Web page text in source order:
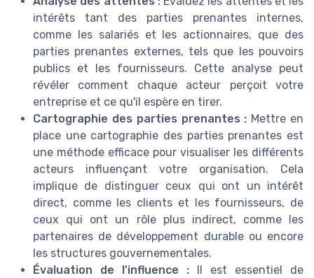
intérêts tant des parties prenantes internes,
comme les salariés et les actionnaires, que des
parties prenantes externes, tels que les pouvoirs
publics et les fournisseurs. Cette analyse peut
révéler comment chaque acteur perçoit votre
entreprise et ce qu'il espère en tirer.
Cartographie des parties prenantes : Mettre en
place une cartographie des parties prenantes est
une méthode efficace pour visualiser les différents
acteurs influençant votre organisation. Cela
implique de distinguer ceux qui ont un intérêt
direct, comme les clients et les fournisseurs, de
ceux qui ont un rôle plus indirect, comme les
partenaires de développement durable ou encore
les structures gouvernementales.
Évaluation de l'influence : Il est essentiel de